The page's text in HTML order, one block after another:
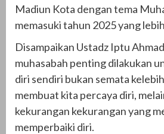
Madiun Kota dengan tema
memasuki tahun 2025 yang
Disampaikan Ustadz Iptu
muhasabah penting dilakukan
diri sendiri bukan semata
membuat kita percaya diri,
kekurangan kekurangan yang
memperbaiki diri.